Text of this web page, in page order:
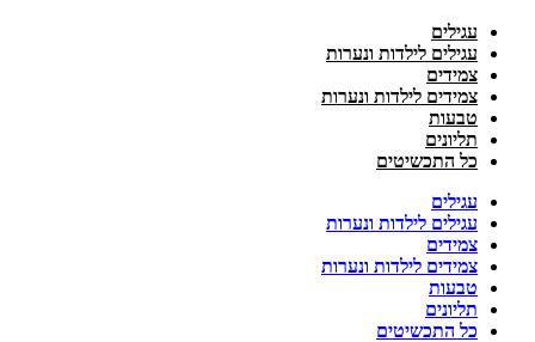
עגילים
עגילים לילדות ונערות
צמידים
צמידים לילדות ונערות
טבעות
תליונים
כל התכשיטים
עגילים
עגילים לילדות ונערות
צמידים
צמידים לילדות ונערות
טבעות
תליונים
כל התכשיטים